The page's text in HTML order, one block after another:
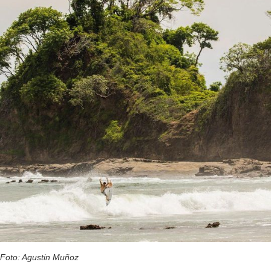
Foto: Agustin Muñoz